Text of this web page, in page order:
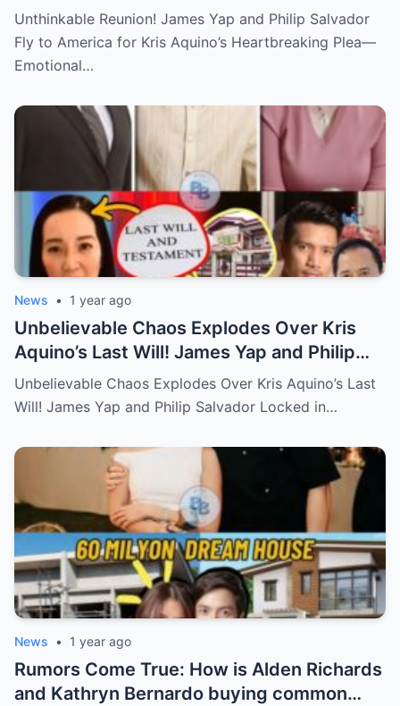
Heartbreaking Plea—Emotional Visit,
Hidden Tears, and a Final Wish that Shook
Everyone to the Core!
Unthinkable Reunion! James Yap and Philip Salvador
Fly to America for Kris Aquino’s Heartbreaking Plea—
Emotional…
News • 1 year ago
Unbelievable Chaos Explodes Over Kris
Aquino’s Last Will! James Yap and Philip
Salvador Locked in Explosive Battle for Her
Hidden Fortune and Shocking Secrets—
Behind by the Queen of All Media?
Unbelievable Chaos Explodes Over Kris Aquino’s Last
Will! James Yap and Philip Salvador Locked in…
News • 1 year ago
Rumors Come True: How is Alden Richards
and Kathryn Bernardo buying common